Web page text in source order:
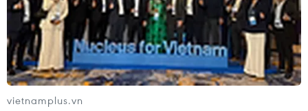
đề thực hiện các cuộc tuần tra chung với Australia ở
Biển Đông khi gặp Thủ tướng Malcom Turnbull vào cuối
tuần này.
vietnamplus.vn